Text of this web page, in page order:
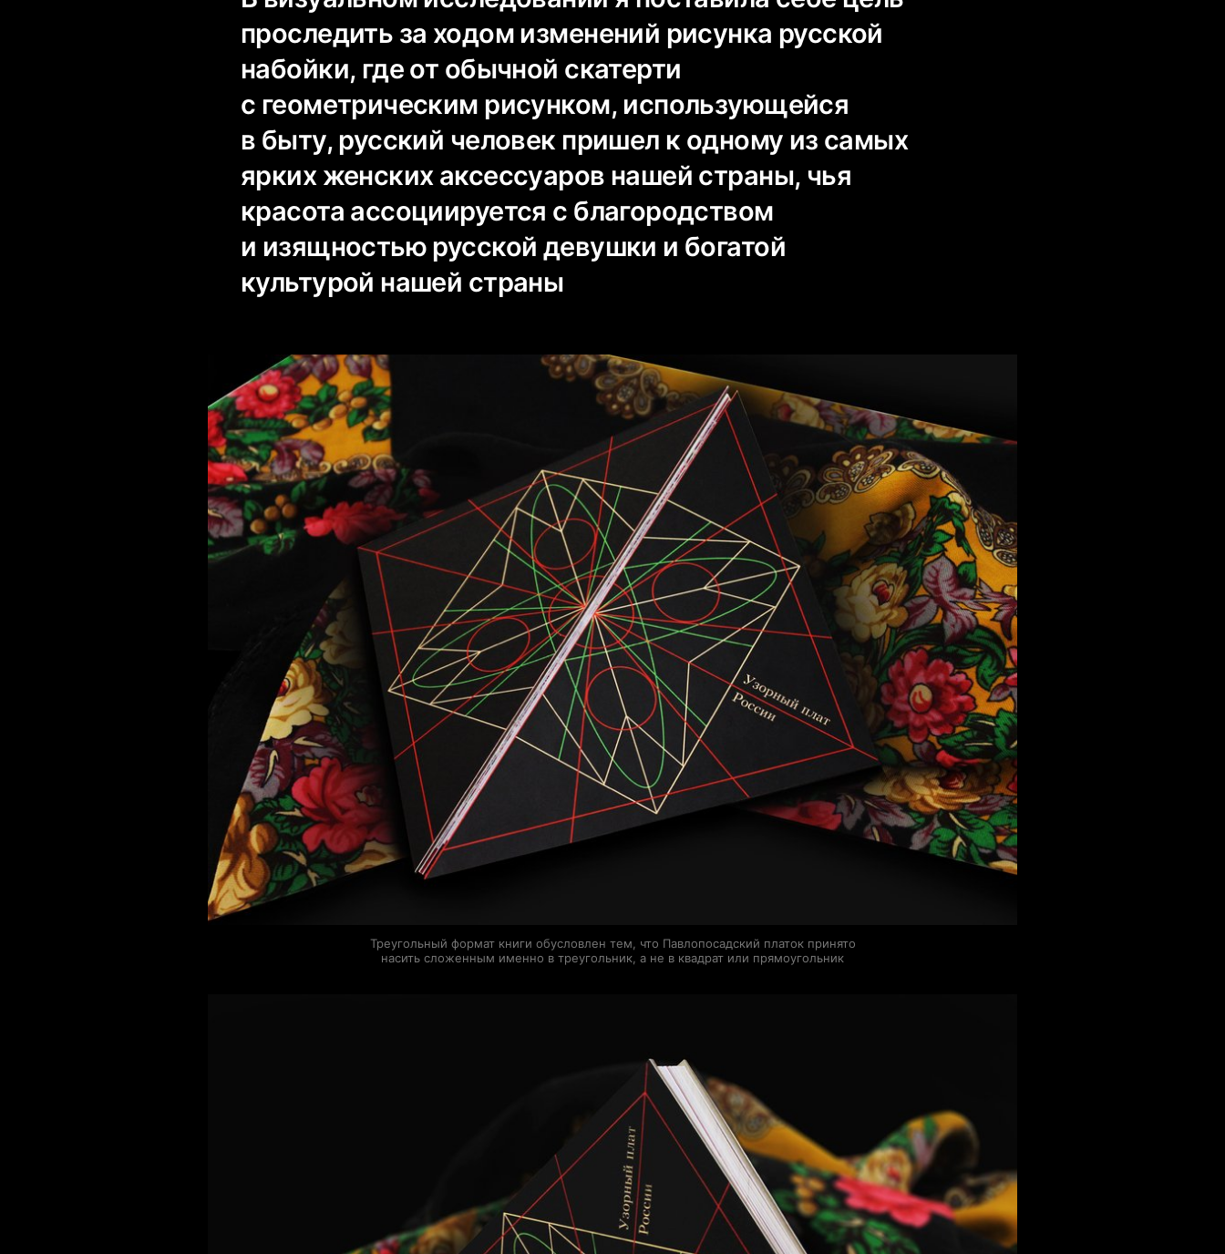
проследить за ходом изменений рисунка русской
набойки, где от обычной скатерти
с геометрическим рисунком, использующейся
в быту, русский человек пришел к одному из самых
ярких женских аксессуаров нашей страны, чья
красота ассоциируется с благородством
и изящностью русской девушки и богатой
культурой нашей страны
Треугольный формат книги обусловлен тем, что Павлопосадский платок принято
насить сложенным именно в треугольник, а не в квадрат или прямоугольник